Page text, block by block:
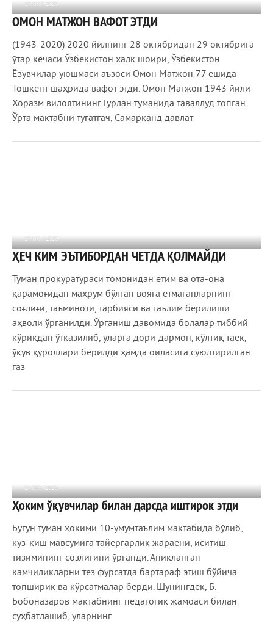
29 ОКТ 2020
1 054 0
ОМОН МАТЖОН ВАФОТ ЭТДИ
(1943-2020) 2020 йилнинг 28 октябридан 29 октябрига
ўтар кечаси Ўзбекистон халқ шоири, Ўзбекистон
Ёзувчилар уюшмаси аъзоси Омон Матжон 77 ёшида
Тошкент шаҳрида вафот этди. Омон Матжон 1943 йили
Хоразм вилоятининг Гурлан туманида таваллуд топган.
Ўрта мактабни тугатгач, Самарқанд давлат
29 ОКТ 2020
957 0
ҲЕЧ КИМ ЭЪТИБОРДАН ЧЕТДА ҚОЛМАЙДИ
Туман прокуратураси томонидан етим ва ота-она
қарамоғидан маҳрум бўлган вояга етмаганларнинг
соғлиғи, таъминоти, тарбияси ва таълим берилиши
аҳволи ўрганилди. Ўрганиш давомида болалар тиббий
кўрикдан ўтказилиб, уларга дори-дармон, қўлтиқ таёқ,
ўқув қуроллари берилди ҳамда оиласига суюлтирилган
газ
27 ОКТ 2020
930 0
Ҳоким ўқувчилар билан дарсда иштирок этди
Бугун туман ҳокими 10-умумтаълим мактабида бўлиб,
куз-қиш мавсумига тайёргарлик жараёни, иситиш
тизимининг созлигини ўрганди. Аниқланган
камчиликларни тез фурсатда бартараф этиш бўйича
топшириқ ва кўрсатмалар берди. Шунингдек, Б.
Бобоназаров мактабнинг педагогик жамоаси билан
суҳбатлашиб, уларнинг